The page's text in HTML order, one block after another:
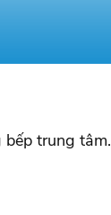
trung tâm.